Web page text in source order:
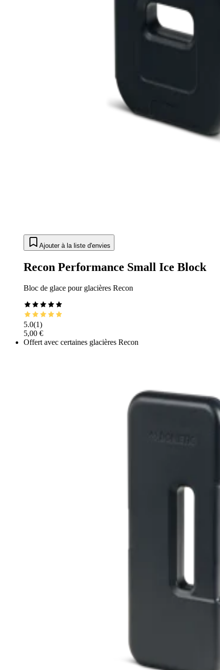
Ajouter à la liste d'envies
Recon Performance Small Ice Block
Bloc de glace pour glacières Recon
5.0(1)
5,00 €
Offert avec certaines glacières Recon